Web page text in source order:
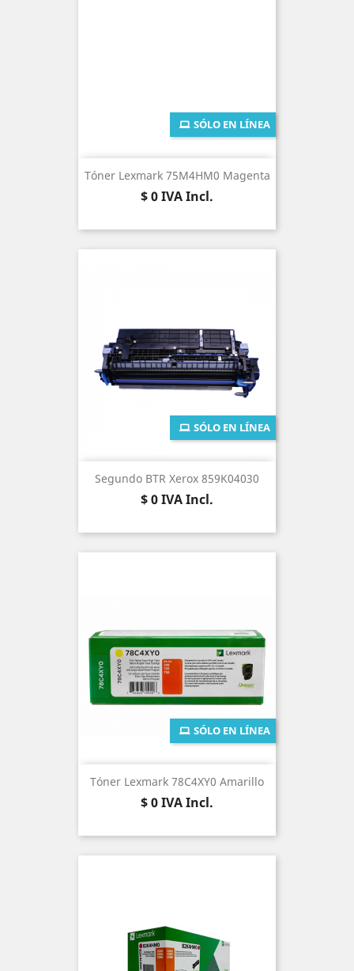
Tóner Lexmark 75M4HM0 Magenta
Precio
$ 0IVA Incl.
SÓLO EN LÍNEA
Segundo BTR Xerox 859K04030
Precio
$ 0IVA Incl.
SÓLO EN LÍNEA
Tóner Lexmark 78C4XY0 Amarillo
Precio
$ 0IVA Incl.
SÓLO EN LÍNEA